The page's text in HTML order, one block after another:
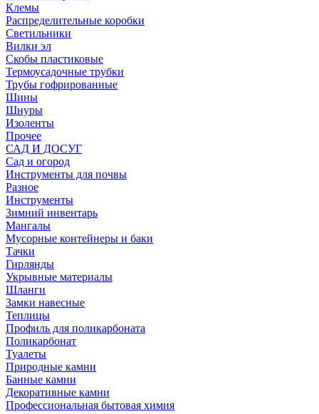
Клемы
Распределительные коробки
Светильники
Вилки эл
Скобы пластиковые
Термоусадочные трубки
Трубы гофрированные
Шины
Шнуры
Изоленты
Прочее
САД И ДОСУГ
Сад и огород
Инструменты для почвы
Разное
Инструменты
Зимний инвентарь
Мангалы
Мусорные контейнеры и баки
Тачки
Гирлянды
Укрывные материалы
Шланги
Замки навесные
Теплицы
Профиль для поликарбоната
Поликарбонат
Туалеты
Природные камни
Банные камни
Декоративные камни
Профессиональная бытовая химия